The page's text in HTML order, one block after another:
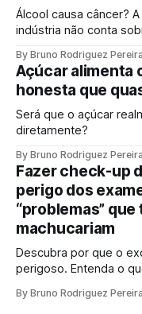
Álcool causa câncer?
indústria não conta
ciência moderna não
segura".
By Bruno Rodriguez Pereira
Açúcar alimenta
honesta que
Será que o açúcar
diretamente?
By Bruno Rodriguez Pereira
Fazer check-up
perigo dos
“problemas”
machucariam
Descubra por que o
perigoso. Entenda o
desnecessários e
By Bruno Rodriguez Pereira